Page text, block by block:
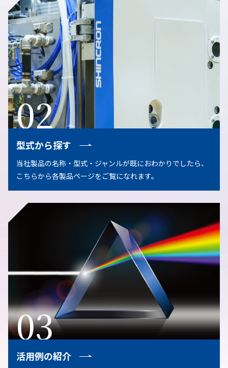
02
型式から探す
当社製品の名称・型式・ジャンルが既におわかりでしたら、
こちらから各製品ページをご覧になれます。
03
活用例の紹介